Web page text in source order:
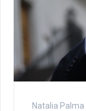
Natalia Palma